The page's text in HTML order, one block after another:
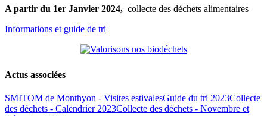
A partir du 1er Janvier 2024, collecte des déchets alimentaires
Informations et guide de tri
Actus associées
SMITOM de Monthyon - Visites estivalesGuide du tri 2023Collecte
des déchets - Calendrier 2023Collecte des déchets - Novembre et